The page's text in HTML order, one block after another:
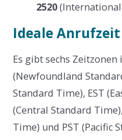
2520
Ideale Anrufzeit
Es gibt sechs Zeitzonen
(Newfoundland
Standard Time), EST
(Central Standard
Time) und PST (Pacific